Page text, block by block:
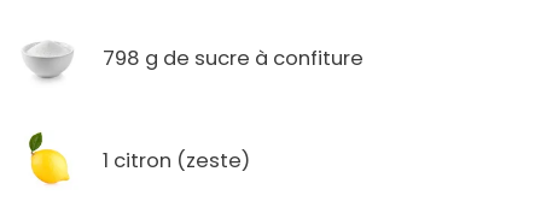
798 g de sucre à confiture
1 citron (zeste)